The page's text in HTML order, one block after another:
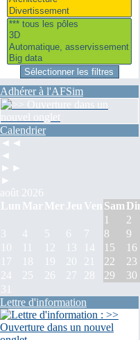
Adhérer à l'AFSim
Calendrier
◄◄
◄
►►
►
août 2026
Lun Mar Mer Jeu Ven Sam
1
2
3
4 5 6 7 8
9
10
11 12 13 14 15
16
17
18 19 20 21 22
23
24
25 26 27 28 29
30
31
Lettre d'information